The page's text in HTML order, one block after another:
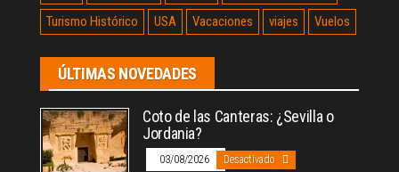
Turismo Histórico
USA Vacaciones viajes Vuelos
ÚLTIMAS NOVEDADES
Coto de las Canteras: ¿Sevilla o
Jordania?
03/08/2026 Desactivado